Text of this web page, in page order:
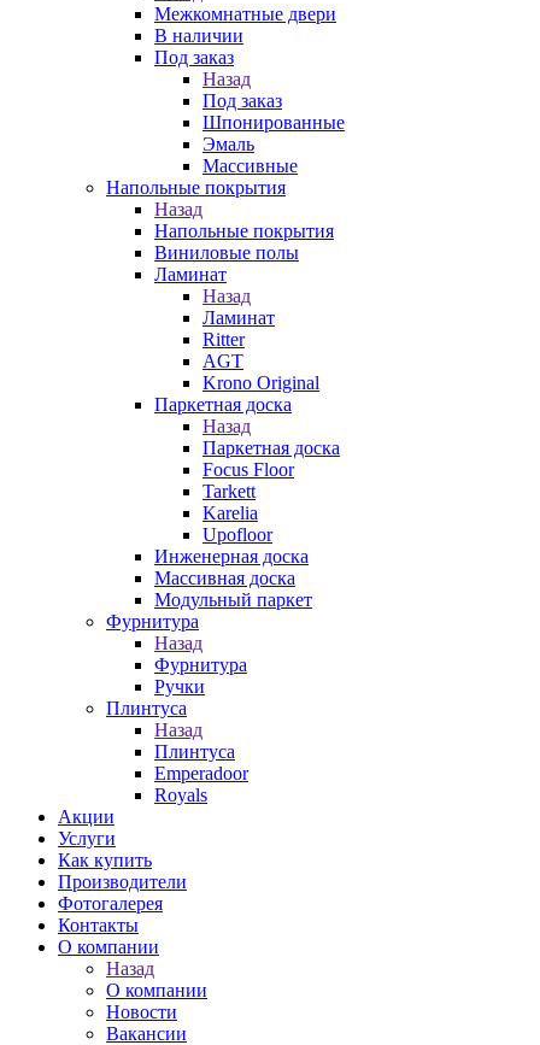
Межкомнатные двери
В наличии
Под заказ
Назад
Под заказ
Шпонированные
Эмаль
Массивные
Напольные покрытия
Назад
Напольные покрытия
Виниловые полы
Ламинат
Назад
Ламинат
Ritter
AGT
Krono Original
Паркетная доска
Назад
Паркетная доска
Focus Floor
Tarkett
Karelia
Upofloor
Инженерная доска
Массивная доска
Модульный паркет
Фурнитура
Назад
Фурнитура
Ручки
Плинтуса
Назад
Плинтуса
Emperadoor
Royals
Акции
Услуги
Как купить
Производители
Фотогалерея
Контакты
О компании
Назад
О компании
Новости
Вакансии